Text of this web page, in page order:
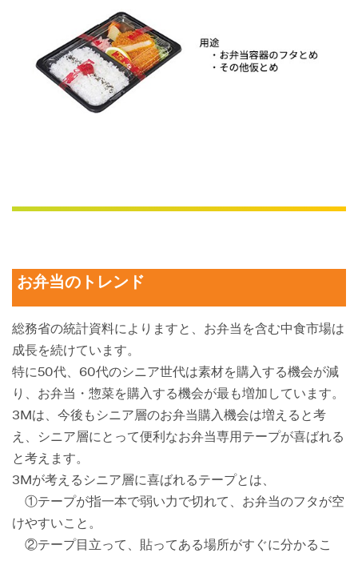
お弁当のトレンド
総務省の統計資料によりますと、お弁当を含む中食市場は
成長を続けています。
特に50代、60代のシニア世代は素材を購入する機会が減
り、お弁当・惣菜を購入する機会が最も増加しています。
3Mは、今後もシニア層のお弁当購入機会は増えると考
え、シニア層にとって便利なお弁当専用テープが喜ばれる
と考えます。
3Mが考えるシニア層に喜ばれるテープとは、
①テープが指一本で弱い力で切れて、お弁当のフタが空
けやすいこと。
②テープ目立って、貼ってある場所がすぐに分かるこ